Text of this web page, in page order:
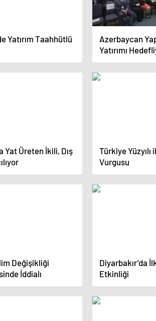
Yatırım Taahhütlü
Azerbaycan
Yatırımı
Yat Üreten İkili, Dış
Türkiye Yüzyılı
Vurgusu
Değişikliği
İddialı
Diyarbakır’da
Etkinliği